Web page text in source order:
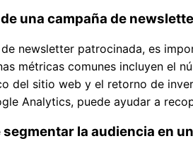
una campaña de
newsletter patrocinada, es
métricas comunes incluyen el
del sitio web y el retorno de
Analytics, puede ayudar a
segmentar la audiencia en